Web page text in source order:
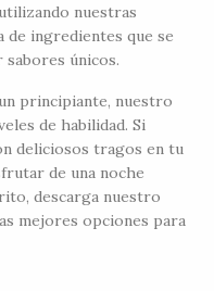
nuestras
de ingredientes que se
únicos.
principiante, nuestro
de habilidad. Si
deliciosos tragos en tu
de una noche
descarga nuestro
mejores opciones para